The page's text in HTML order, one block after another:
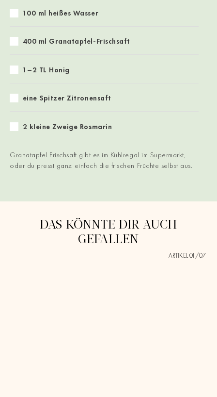
100 ml heißes Wasser
400 ml Granatapfel-Frischsaft
1–2 TL Honig
eine Spitzer Zitronensaft
2 kleine Zweige Rosmarin
Granatapfel Frischsaft gibt es im Kühlregal im Supermarkt,
oder du presst ganz einfach die frischen Früchte selbst aus.
DAS KÖNNTE DIR AUCH
GEFALLEN
ARTIKEL 01 /07